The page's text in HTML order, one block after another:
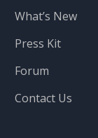
What’s New
Press Kit
Forum
Contact Us